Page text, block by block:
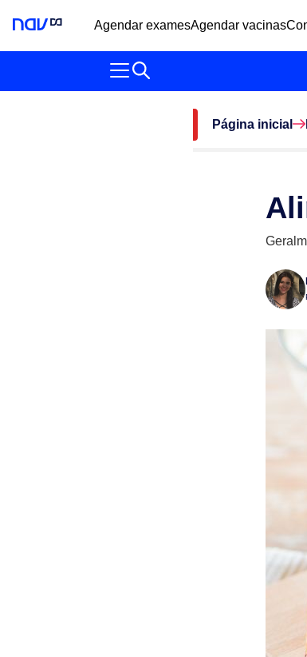
Agendar examesAgendar vacinas
Página inicial